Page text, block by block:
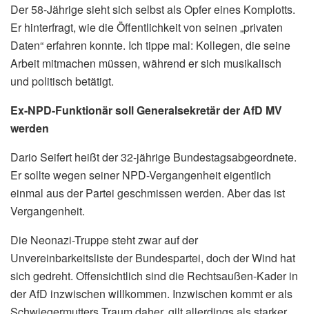
Der 58-Jährige sieht sich selbst als Opfer eines Komplotts.
Er hinterfragt, wie die Öffentlichkeit von seinen „privaten
Daten“ erfahren konnte. Ich tippe mal: Kollegen, die seine
Arbeit mitmachen müssen, während er sich musikalisch
und politisch betätigt.
Ex-NPD-Funktionär soll Generalsekretär der AfD MV
werden
Dario Seifert heißt der 32-jährige Bundestagsabgeordnete.
Er sollte wegen seiner NPD-Vergangenheit eigentlich
einmal aus der Partei geschmissen werden. Aber das ist
Vergangenheit.
Die Neonazi-Truppe steht zwar auf der
Unvereinbarkeitsliste der Bundespartei, doch der Wind hat
sich gedreht. Offensichtlich sind die Rechtsaußen-Kader in
der AfD inzwischen willkommen. Inzwischen kommt er als